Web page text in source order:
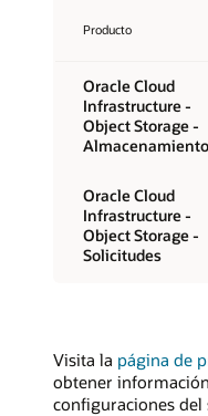
Producto
Oracle Cloud
Infrastructure -
Object Storage -
Almacenamiento
Oracle Cloud
Infrastructure -
Object Storage -
Solicitudes
Visita la página de
obtener
configuraciones del